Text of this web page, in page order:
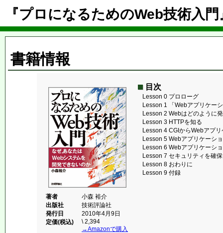
『プロになるためのWeb技術入
書籍情報
著者
小森 裕介
出版社
技術評論社
発行日
2010年4月9日
定価(税込)
\ 2,394
→Amazonで購入
目次
Lesson 0 プロローグ
Lesson 1 「Webアプリケー
Lesson 2 Webはどのように
Lesson 3 HTTPを知る
Lesson 4 CGIからWebアプ
Lesson 5 Webアプリケーシ
Lesson 6 Webアプリケーシ
Lesson 7 セキュリティを確
Lesson 8 おわりに
Lesson 9 付録